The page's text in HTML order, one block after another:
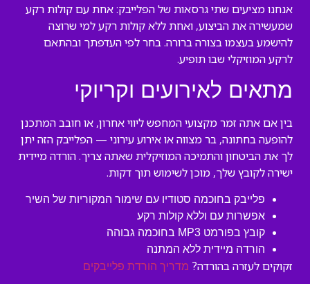
אנחנו מציעים שתי גרסאות של הפלייבק: אחת עם קולות רקע
שמעשירה את הביצוע, ואחת ללא קולות רקע למי שרוצה
להישמע בעצמו בצורה ברורה. בחר לפי העדפתך ובהתאם
לרקע המוזיקלי שבו תופיע.
מתאים לאירועים וקריוקי
בין אם אתה זמר מקצועי המחפש ליווי אחרון, או חובב המתכנן
להופעה בחתונה, בר מצווה או אירוע עירוני — הפלייבק הזה יתן
לך את הביטחון והתמיכה המוזיקלית שאתה צריך. הורדה מיידית
ישירה לקובץ שלך, מוכן לשימוש תוך דקות.
פלייבק בחוכמה סטודיו עם שימור המקוריות של השיר
אפשרות עם וללא קולות רקע
קובץ בפורמט MP3 בחוכמה גבוהה
הורדה מיידית ללא המתנה
זקוקים לעזרה בהורדה? מדריך הורדת פלייבקים